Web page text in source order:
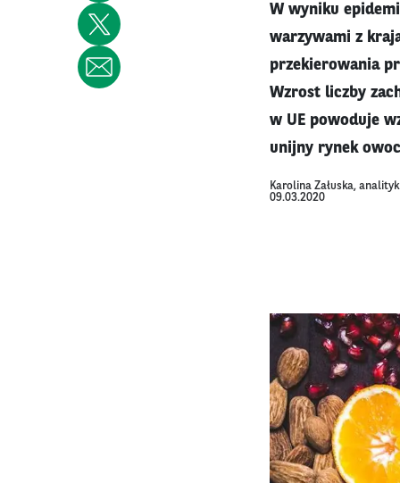
W wyniku
warzywami z
przekierowania
Wzrost liczby
w UE powoduje
unijny rynek
Karolina Załuska,
09.03.2020